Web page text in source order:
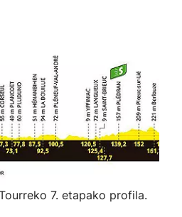
7. etapako profila.